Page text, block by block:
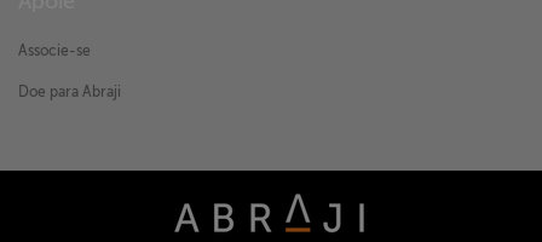
Associe-se
Doe para Abraji